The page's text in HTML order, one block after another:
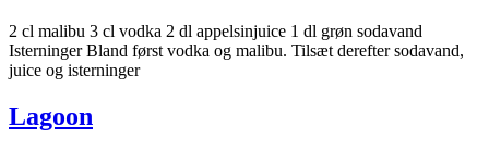
2 cl malibu 3 cl vodka 2 dl appelsinjuice 1 dl grøn sodavand
Isterninger Bland først vodka og malibu. Tilsæt derefter sodavand,
juice og isterninger
Lagoon